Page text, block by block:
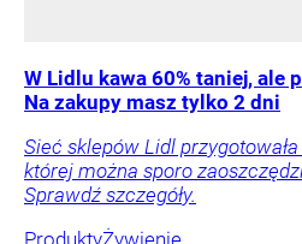
W Lidlu kawa 60% taniej, ale
Na zakupy masz tylko 2 dni
Sieć sklepów Lidl
której można sporo
Sprawdź szczegóły.
ProduktyŻywienie